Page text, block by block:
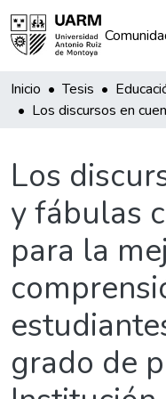
Inicio Tesis
Los
y fábulas
para la
grado de